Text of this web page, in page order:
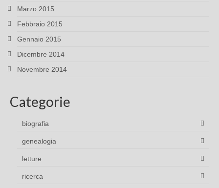
Marzo 2015
Febbraio 2015
Gennaio 2015
Dicembre 2014
Novembre 2014
Categorie
biografia
genealogia
letture
ricerca